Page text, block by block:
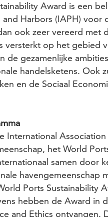
Award is een
Harbors (IAPH) voor
ook zeer vereerd
versterkt op het gebied
de gezamenlijke
handelsketens. Ook
en de Sociaal
International
het World
samen door
havengemeenschap
Ports Sustainability
hebben de Award in
and Ethics ontvangen.